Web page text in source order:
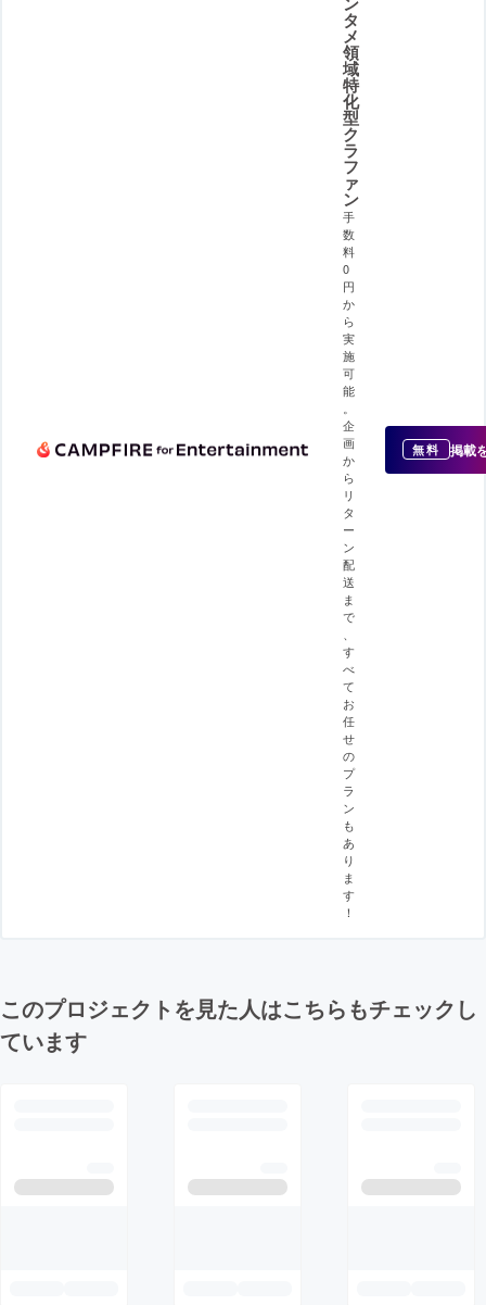
タ
メ
領
域
特
化
型
ク
ラ
フ
ァ
ン
手
数
料
0
円
か
ら
実
施
可
能
企
画
か
ら
リ
タ
ー
ン
配
送
ま
で
す
べ
て
お
任
せ
の
プ
ラ
ン
も
あ
り
ま
す
！
無料 掲載
このプロジェクトを見た人はこちらもチェックし
ています